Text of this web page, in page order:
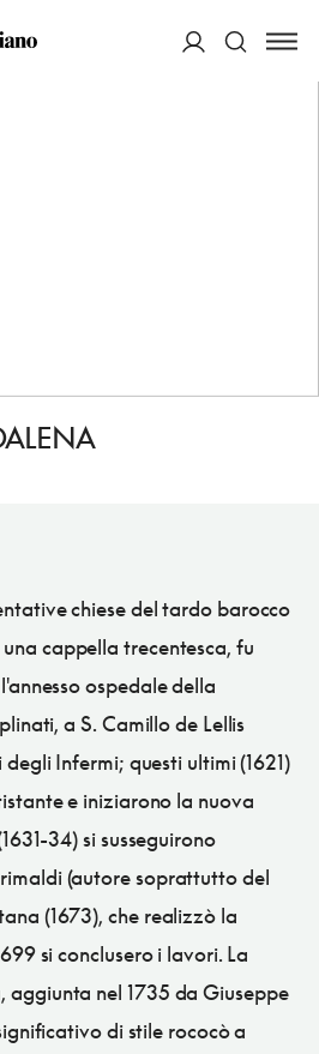
chiese del tardo barocco
cappella trecentesca, fu
ospedale della
a S. Camillo de Lellis
Infermi; questi ultimi (1621)
e iniziarono la nuova
34) si susseguirono
(autore soprattutto del
(1673), che realizzò la
si conclusero i lavori. La
nel 1735 da Giuseppe
di stile rococò a